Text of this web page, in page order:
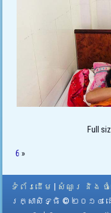
Full
6 »
ទំព័រដើម
សំណួរ និង ចំ
រក្សាសិទ្ធិ © ២០១៤ ដ